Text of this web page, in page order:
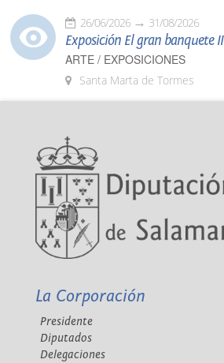
26/06/2026 31/08/2026
Exposición El gran banquete II
ARTE / EXPOSICIONES
Santa Marta de Tormes
La Corporación
Presidente
Diputados
Delegaciones